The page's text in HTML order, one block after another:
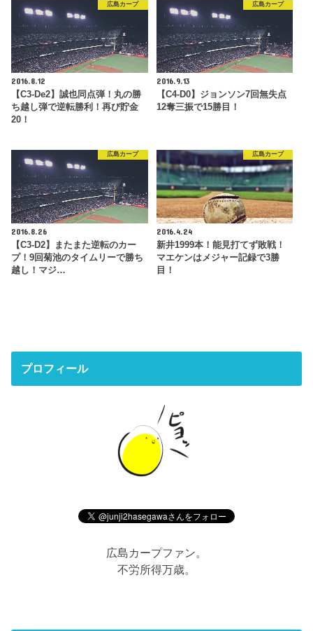
広島カープ
2016.8.12
【C3-De2】誠也同点弾！丸の勝
ち越し弾で逆転勝利！再び貯金
20！
広島カープ
2016.9.13
【C4-D0】ジョンソン7回無失点
12奪三振で15勝目！
広島カープ
2016.8.26
【C3-D2】またまた逆転のカー
プ！9回菊池のタイムリーで勝ち
越し！マジ…
広島カープ
2016.4.24
新井1999本！能見打てず敗戦！
マエケンはメジャー記録で3勝
目！
プロフィール
広島カープファン。
不労所得万歳。